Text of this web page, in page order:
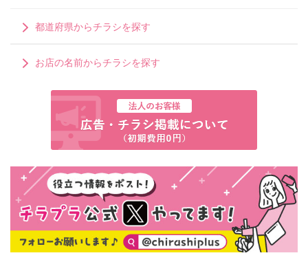
都道府県からチラシを探す
お店の名前からチラシを探す